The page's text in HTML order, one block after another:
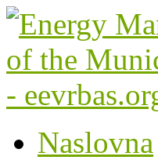
Naslovna